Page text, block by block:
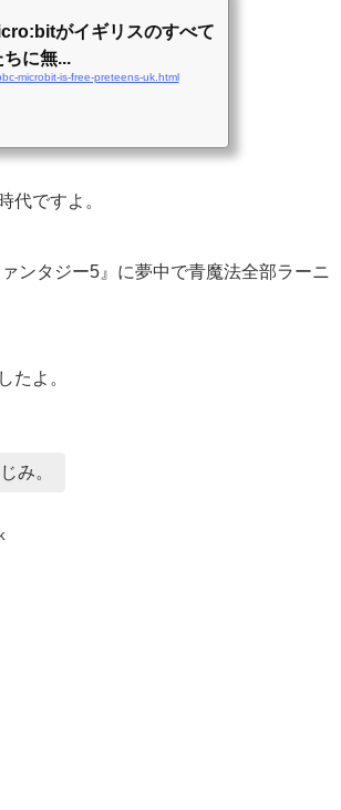
に無...
microbit-is-free-preteens-uk.html
代ですよ。
ンタジー5』に夢中で青魔法全部ラーニ
たよ。
み。